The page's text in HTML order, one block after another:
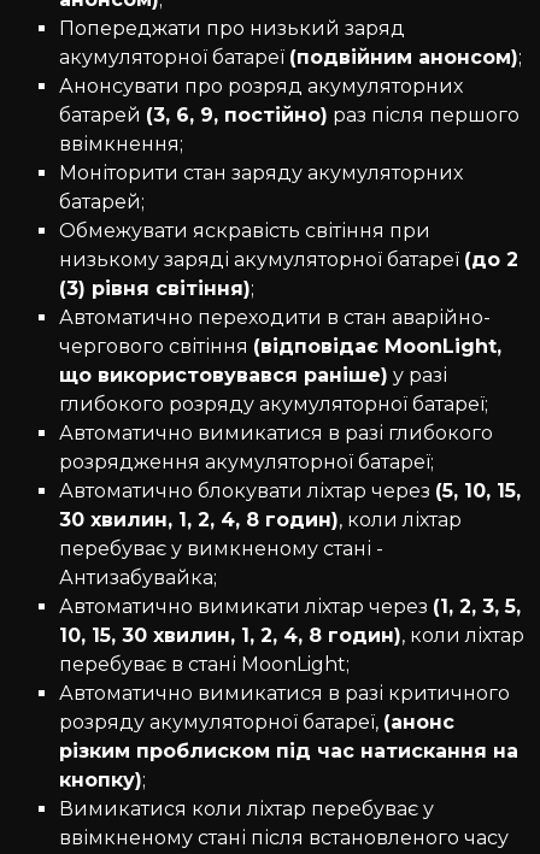
Попереджати про низький заряд
акумуляторної батареї (подвійним анонсом);
Анонсувати про розряд акумуляторних
батарей (3, 6, 9, постійно) раз після першого
ввімкнення;
Моніторити стан заряду акумуляторних
батарей;
Обмежувати яскравість світіння при
низькому заряді акумуляторної батареї (до 2
(3) рівня світіння);
Автоматично переходити в стан аварійно-
чергового світіння (відповідає MoonLight,
що використовувався раніше) у разі
глибокого розряду акумуляторної батареї;
Автоматично вимикатися в разі глибокого
розрядження акумуляторної батареї;
Автоматично блокувати ліхтар через (5, 10, 15,
30 хвилин, 1, 2, 4, 8 годин), коли ліхтар
перебуває у вимкненому стані -
Антизабувайка;
Автоматично вимикати ліхтар через (1, 2, 3, 5,
10, 15, 30 хвилин, 1, 2, 4, 8 годин), коли ліхтар
перебуває в стані MoonLight;
Автоматично вимикатися в разі критичного
розряду акумуляторної батареї, (анонс
різким проблиском під час натискання на
кнопку);
Вимикатися коли ліхтар перебуває у
ввімкненому стані після встановленого часу